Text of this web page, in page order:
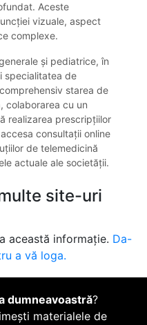
Aceste
vizuale, aspect
complexe.
și pediatrice, în
specialitatea de
starea de
colaborarea cu un
realizarea prescripțiilor
consultații online
de telemedicină
actuale ale societății.
site-uri
această informație. Da-
a vă loga.
dumneavoastră?
materialele de